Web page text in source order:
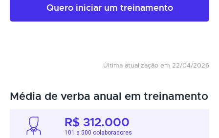
Quero iniciar um treinamento
Última atualização em 22/04/2026
Média de verba anual em treinamento
R$ 312.000
101 a 500 colaboradores